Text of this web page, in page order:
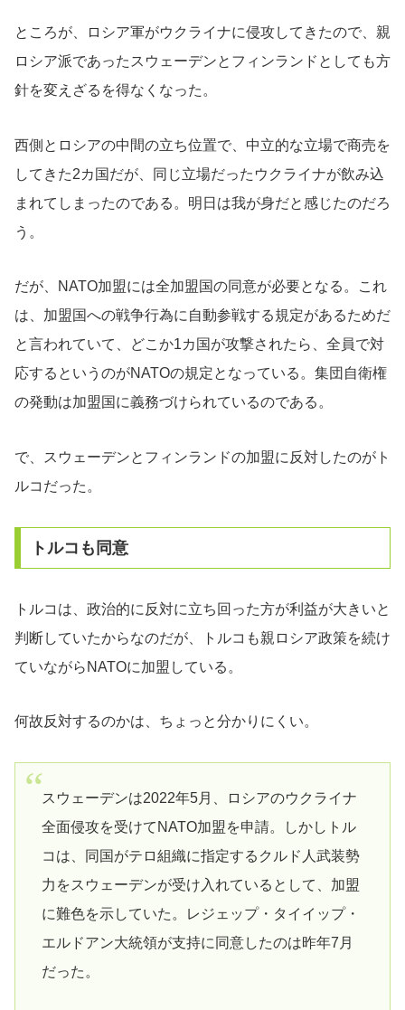
ところが、ロシア軍がウクライナに侵攻してきたので、親
ロシア派であったスウェーデンとフィンランドとしても方
針を変えざるを得なくなった。
西側とロシアの中間の立ち位置で、中立的な立場で商売を
してきた2カ国だが、同じ立場だったウクライナが飲み込
まれてしまったのである。明日は我が身だと感じたのだろ
う。
だが、NATO加盟には全加盟国の同意が必要となる。これ
は、加盟国への戦争行為に自動参戦する規定があるためだ
と言われていて、どこか1カ国が攻撃されたら、全員で対
応するというのがNATOの規定となっている。集団自衛権
の発動は加盟国に義務づけられているのである。
で、スウェーデンとフィンランドの加盟に反対したのがト
ルコだった。
トルコも同意
トルコは、政治的に反対に立ち回った方が利益が大きいと
判断していたからなのだが、トルコも親ロシア政策を続け
ていながらNATOに加盟している。
何故反対するのかは、ちょっと分かりにくい。
スウェーデンは2022年5月、ロシアのウクライナ
全面侵攻を受けてNATO加盟を申請。しかしトル
コは、同国がテロ組織に指定するクルド人武装勢
力をスウェーデンが受け入れているとして、加盟
に難色を示していた。レジェップ・タイイップ・
エルドアン大統領が支持に同意したのは昨年7月
だった。